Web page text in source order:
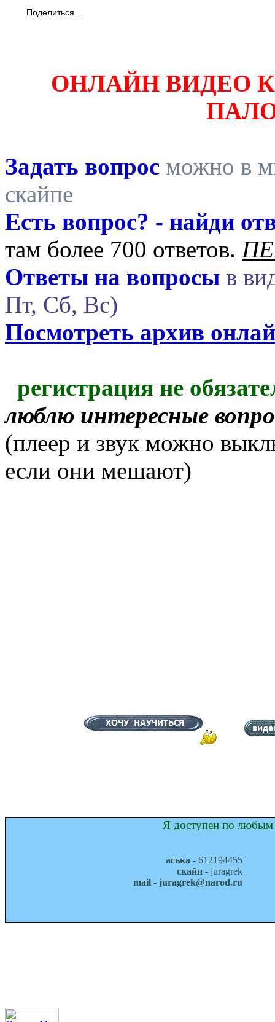
Поделиться…
ОНЛАЙН ВИДЕО
Задать вопрос можно в
скайпе
Есть вопрос? - найди
там более 700 ответов.
Ответы на вопросы в
Пт, Сб, Вс)
Посмотреть архив
регистрация не
люблю интересные
(плеер и звук можно
если они мешают)
Я доступен по любым
аська - 612194455
скайп - juragrek
mail - juragrek@narod.ru